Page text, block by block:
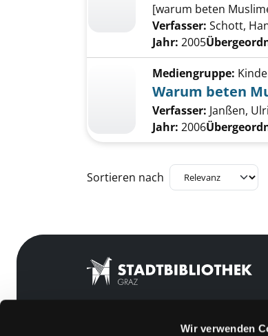
Wir verwenden
[warum beten
Verfasser: Schott,
Jahr: 2005
Mediengruppe:
Warum beten
Verfasser: Janßen,
Jahr: 2006
Zu den Suchfiltern springen
Sortieren nach